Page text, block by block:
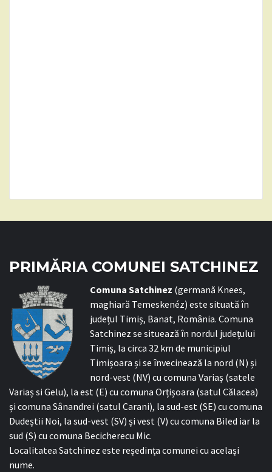
PRIMĂRIA COMUNEI SATCHINEZ
Comuna Satchinez (germană Knees,
maghiară Temeskenéz) este situată în
județul Timiș, Banat, România. Comuna
Satchinez se situează în nordul județului
Timiș, la circa 32 km de municipiul
Timișoara și se învecinează la nord (N) și
nord-vest (NV) cu comuna Variaș (satele
Variaș si Gelu), la est (E) cu comuna Orțișoara (satul Călacea)
și comuna Sânandrei (satul Carani), la sud-est (SE) cu comuna
Dudeștii Noi, la sud-vest (SV) și vest (V) cu comuna Biled iar la
sud (S) cu comuna Becicherecu Mic.
Localitatea Satchinez este reședința comunei cu același
nume.